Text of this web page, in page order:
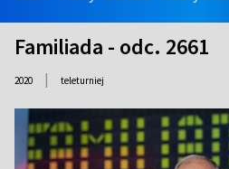
Familiada - odc. 2661
2020 | teleturniej